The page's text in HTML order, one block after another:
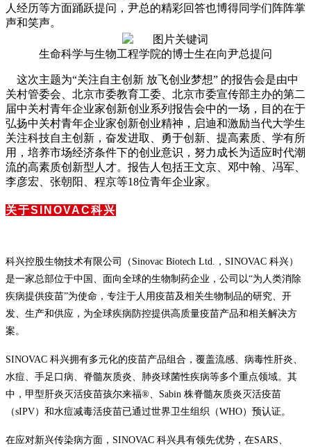
人经历等方面踊跃提问，尹总的精彩回答也博得同学们阵阵掌
声和笑声。
生命科学与生物工程学院的博士生在向尹总提问
这次主题为“关注自主创新 放飞创业梦想” 的报告会是由中
关村管委会、北京市委教育工委、北京市委宣传部主办的第二
届中关村青年企业家创新创业系列报告会中的一场，目的在于
弘扬中关村青年企业家创新创业精神，启迪和激励当代大学生
关注科技自主创新，奋发进取、勇于创新、提高素质、学有所
用，培养市场经济条件下的创业意识，努力成长为适应时代潮
流的高素质创新型人才。报告人包括王文京、邓中翰、冯军、
李彦宏、张朝阳、程京等18位青年企业家。
关于SINOVAC科兴
科兴控股生物技术有限公司（Sinovac Biotech Ltd.，SINOVAC 科兴）
是一家总部位于中国、面向全球的生物制药企业，公司以“为人类消除
疾病提供疫苗”为使命，专注于人用疫苗及相关生物制品的研究、开
发、生产和供应，为全球疾病防控提供高质量疫苗产品和相关解决方
案。
SINOVAC 科兴拥有多元化的疫苗产品组合，覆盖流感、病毒性肝炎、
水痘、手足口病、脊髓灰质炎、肺炎球菌性疾病等多个重点领域。其
中，甲型肝炎灭活疫苗孩尔来福®、Sabin 株脊髓灰质炎灭活疫苗
（sIPV）和水痘减毒活疫苗已通过世界卫生组织（WHO）预认证。
在应对新兴传染病方面，SINOVAC 科兴具有领先优势，在SARS、